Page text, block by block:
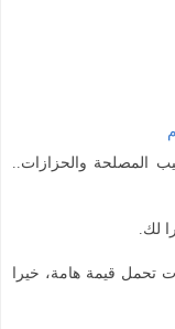
المصلحة والحزازات..
لك.
تحمل قيمة هامة، خيرا